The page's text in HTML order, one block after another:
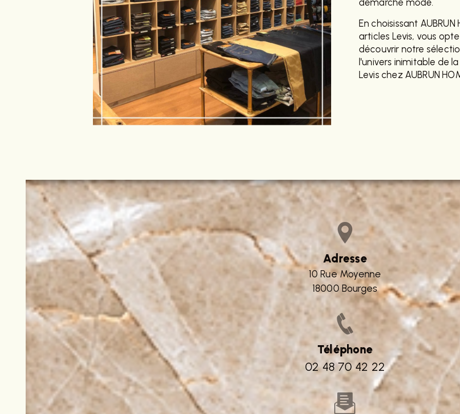
démarche mode.
En choisissant
articles Levis, vous
découvrir notre
l'univers inimitable de
Levis chez AUBRUN
Adresse
10 Rue Moyenne
18000 Bourges
Téléphone
02 48 70 42 22